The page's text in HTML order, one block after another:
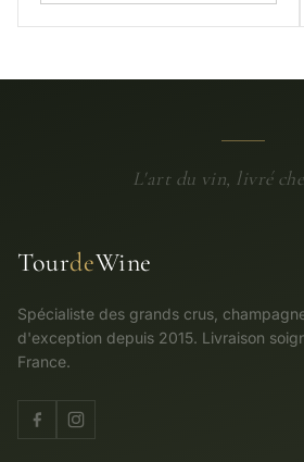
L'art du vin, livré
TourdeWine
Spécialiste des grands crus,
d'exception depuis 2015. Livraison
France.